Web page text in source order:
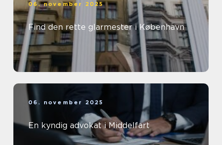
06. november 2025
Find den rette glarmester i København
06. november 2025
En kyndig advokat i Middelfart